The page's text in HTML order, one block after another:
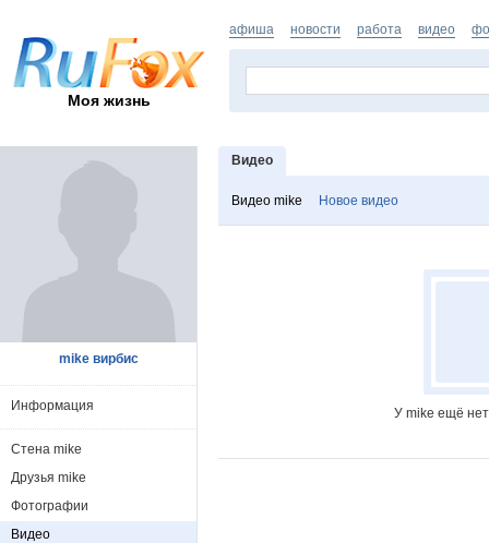
Моя жизнь
афиша новости работа видео
Видео
Видео mike Новое видео
У mike ещё
mike вирбис
Информация
Стена mike
Друзья mike
Фотографии
Видео